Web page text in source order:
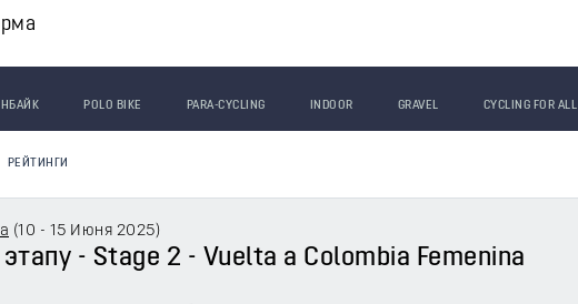
POLO BIKE PARA-CYCLING INDOOR GRAVEL CYCLING FOR ALL
РЕЙТИНГИ
(10 - 15 Июня 2025)
- Stage 2 - Vuelta a Colombia Femenina